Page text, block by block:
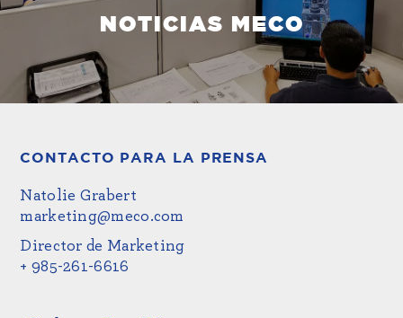
NOTICIAS MECO
CONTACTO PARA LA PRENSA
Natolie Grabert
marketing@meco.com
Director de Marketing
+ 985-261-6616